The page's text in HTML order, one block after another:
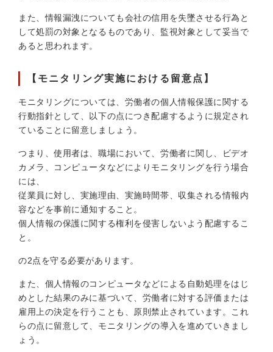
また、情報漏洩についても会社の信用を失墜させる行為と
して処罰の対象となるものであり、監視対象として妥当で
あると思われます。
【モニタリング実施における留意点】
モニタリングについては、労働者の個人情報保護に関する
行動指針として、以下の点につき配慮するように規定され
ていることに留意しましょう。
つまり、使用者は、職場において、労働者に関し、ビデオ
カメラ、コンピュータなどによりモニタリングを行う場合
には、
従業員に対し、実施理由、実施時間帯、収集される情報内
容などを事前に通知すること。
個人情報の保護に関する権利を侵害しないよう配慮するこ
と。
の2点を守る必要があります。
また、個人情報のコンピュータなどによる自動処理をはじ
めとした結果のみに基づいて、労働者に対する評価または
雇用上の決定を行うことも、原則禁止されています。これ
らの点に留意して、モニタリングの導入を進めていきまし
ょう。